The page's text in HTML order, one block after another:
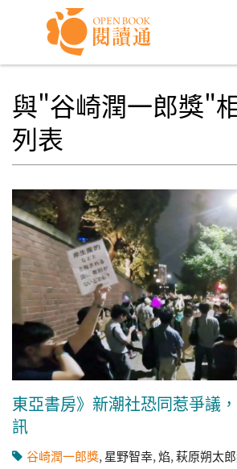
Skip to navigation
移至主內容
與"谷崎潤一郎獎"
列表
東亞書房》新潮社恐同惹爭議
訊
谷崎潤一郎獎, 星野智幸,焰,萩原朔太